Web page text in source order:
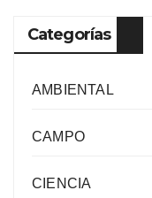
Categorías
AMBIENTAL
CAMPO
CIENCIA